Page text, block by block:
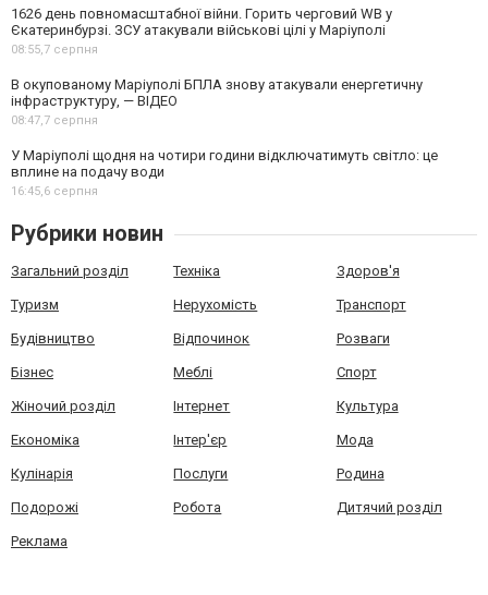
1626 день повномасштабної війни. Горить черговий WB у
Єкатеринбурзі. ЗСУ атакували військові цілі у Маріуполі
08:55,7 серпня
В окупованому Маріуполі БПЛА знову атакували енергетичну
інфраструктуру, — ВІДЕО
08:47,7 серпня
У Маріуполі щодня на чотири години відключатимуть світло: це
вплине на подачу води
16:45,6 серпня
Рубрики новин
Загальний розділ Техніка Здоров'я
Туризм Нерухомість Транспорт
Будівництво Відпочинок Розваги
Бізнес Меблі Спорт
Жіночий розділ Інтернет Культура
Економіка Інтер'єр Мода
Кулінарія Послуги Родина
Подорожі Робота Дитячий розділ
Реклама